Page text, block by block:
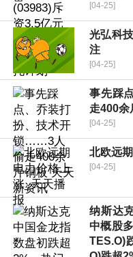
[04-25]
光弘科
注
[04-25]
事先踩
走400余
[04-25]
北欧远
[04-25]
纳斯达
中概股
TES.O)